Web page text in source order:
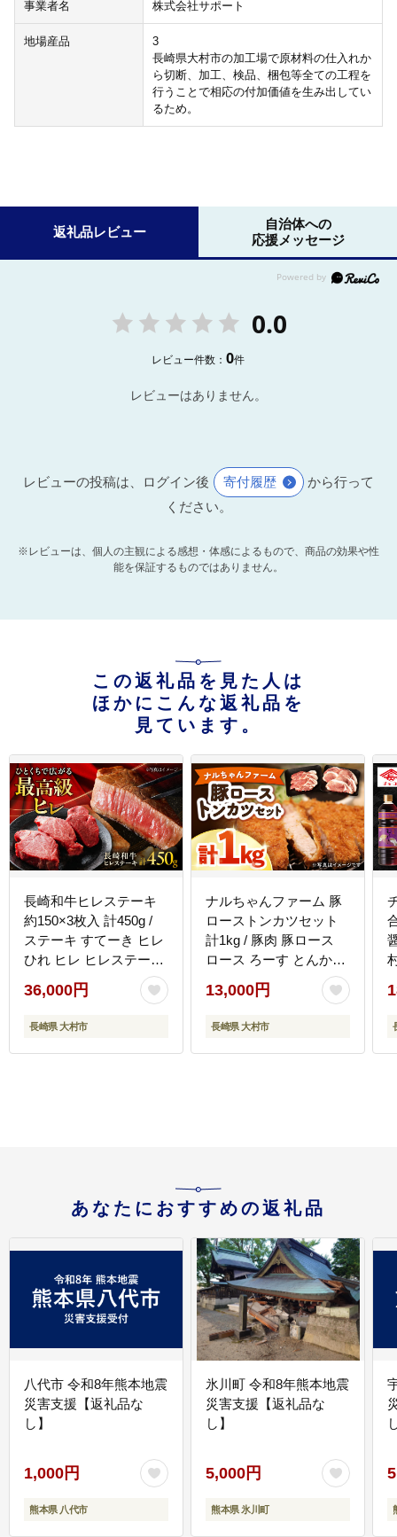
事業者名 株式会社サポート
地場産品
3
長崎県大村市の加工場で原材料の仕入れか
ら切断、加工、検品、梱包等全ての工程を
行うことで相応の付加価値を生み出してい
るため。
返礼品レビュー
自治体への
応援メッセージ
0.0
レビュー件数：0件
レビューはありません。
レビューの投稿は、ログイン後 寄付履歴
から行って
ください。
※レビューは、個人の主観による感想・体感によるもので、商品の効果や性
能を保証するものではありません。
この返礼品を見た人は
ほかにこんな返礼品を
見ています。
長崎和牛ヒレステーキ
約150×3枚入 計450g /
ステーキ すてーき ヒレ
ひれ ヒレ ヒレステーキ
ヒレ肉 和牛 牛肉 肉 牛 /
大村市 / まるしん商会
[ACCD004]
36,000円
長崎県 大村市
ナルちゃんファーム 豚
ローストンカツセット
計1kg / 豚肉 豚ロース
ロース ろーす とんかつ
トンカツ 小分け / 大村
市 / おおむら夢ファーム
シュシュ[ACAA016]
13,000円
長崎県 大村市
あなたにおすすめの返礼品
八代市 令和8年熊本地震
災害支援【返礼品な
し】
1,000円
熊本県 八代市
氷川町 令和8年熊本地震
災害支援【返礼品な
し】
5,000円
熊本県 氷川町